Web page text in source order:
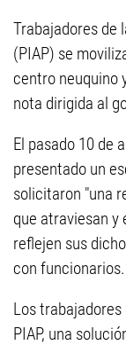
Trabajadores de
(PIAP) se
centro neuquino
nota dirigida al
El pasado 10 de
presentado un
solicitaron "una
que atraviesan y
reflejen sus
con funcionarios.
Los
PIAP, una